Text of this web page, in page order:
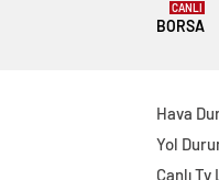
BORSA
CANLI
Hava
Yol
Canlı